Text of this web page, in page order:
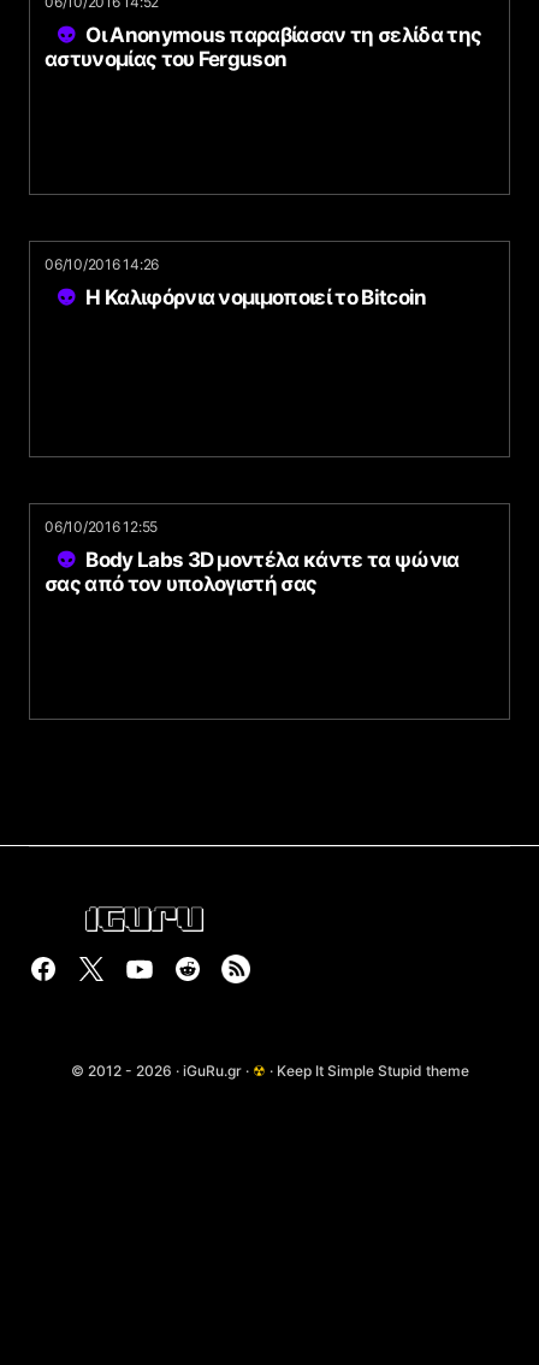
Οι Anonymous παραβίασαν τη σελίδα της
αστυνομίας του Ferguson
06/10/2016 14:26
Η Καλιφόρνια νομιμοποιεί το Bitcoin
06/10/2016 12:55
Body Labs 3D μοντέλα κάντε τα ψώνια
σας από τον υπολογιστή σας
© 2012 - 2026 · iGuRu.gr · ☢ · Keep It Simple Stupid theme